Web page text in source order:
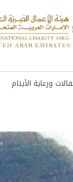
ورعاية الأيتام